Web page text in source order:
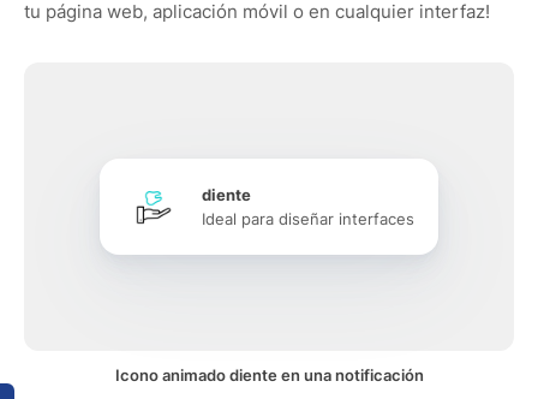
tu página web, aplicación móvil o en cualquier interfaz!
diente
Ideal para diseñar interfaces
Icono animado diente en una notificación